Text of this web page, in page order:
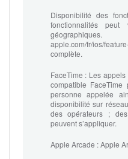
Disponibilité des
fonctionnalités
apple.com/fr/ios/
complète.
FaceTime : Les appels
compatible
personne appelée
disponibilité sur
des opérateurs ;
peuvent s’appliquer.
Apple Arcade :Apple